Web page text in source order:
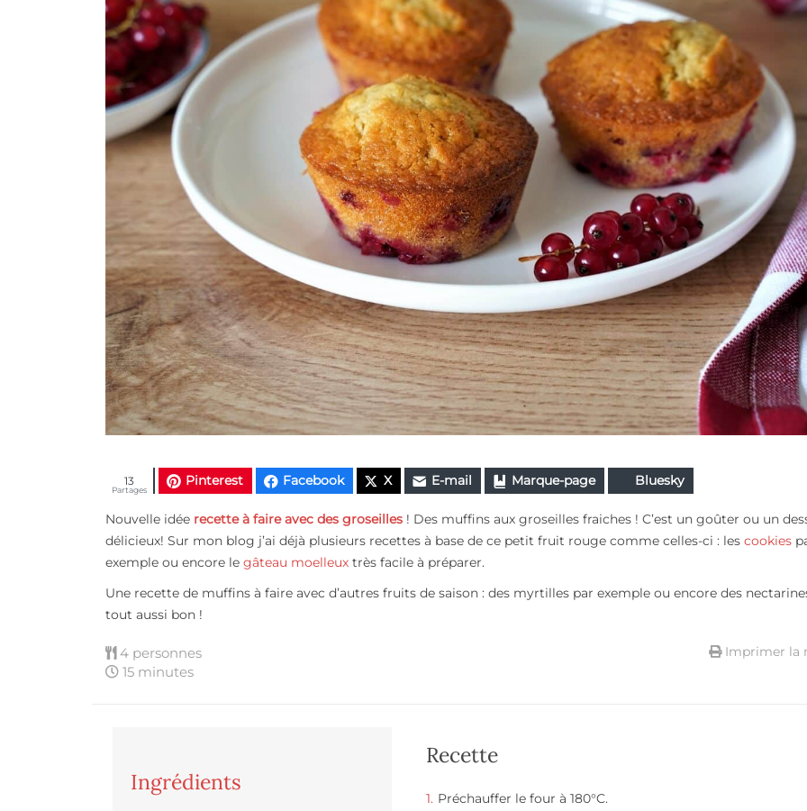
Pinterest Facebook X E-mail Marque-page Bluesky
Partages
13
Nouvelle idée recette à faire avec des groseilles ! Des muffins aux groseilles fraiches ! C’est un goûter ou un
délicieux! Sur mon blog j’ai déjà plusieurs recettes à base de ce petit fruit rouge comme celles-ci : les cookies
exemple ou encore le gâteau moelleux très facile à préparer.
Une recette de muffins à faire avec d’autres fruits de saison : des myrtilles par exemple ou encore des
tout aussi bon !
4 personnes
15 minutes
Imprimer la
Ingrédients
Recette
Préchauffer le four à 180°C.